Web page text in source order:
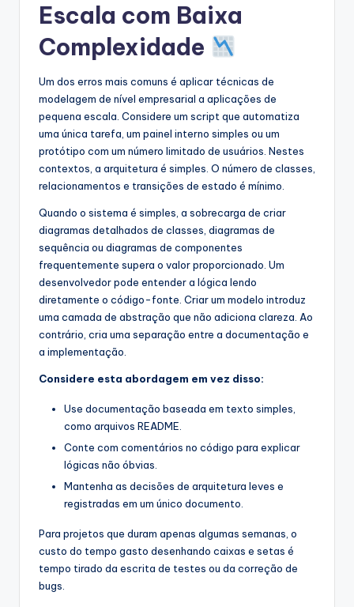
Escala com Baixa
Complexidade
Um dos erros mais comuns é aplicar técnicas de
modelagem de nível empresarial a aplicações de
pequena escala. Considere um script que automatiza
uma única tarefa, um painel interno simples ou um
protótipo com um número limitado de usuários. Nestes
contextos, a arquitetura é simples. O número de classes,
relacionamentos e transições de estado é mínimo.
Quando o sistema é simples, a sobrecarga de criar
diagramas detalhados de classes, diagramas de
sequência ou diagramas de componentes
frequentemente supera o valor proporcionado. Um
desenvolvedor pode entender a lógica lendo
diretamente o código-fonte. Criar um modelo introduz
uma camada de abstração que não adiciona clareza. Ao
contrário, cria uma separação entre a documentação e
a implementação.
Considere esta abordagem em vez disso:
Use documentação baseada em texto simples,
como arquivos README.
Conte com comentários no código para explicar
lógicas não óbvias.
Mantenha as decisões de arquitetura leves e
registradas em um único documento.
Para projetos que duram apenas algumas semanas, o
custo do tempo gasto desenhando caixas e setas é
tempo tirado da escrita de testes ou da correção de
bugs.